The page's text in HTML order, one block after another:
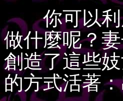
你可以利用
做什麼呢？
創造了這些
的方式活著